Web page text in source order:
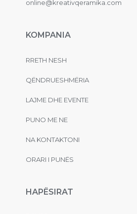
online@kreativqeramika.com
KOMPANIA
RRETH NESH
QËNDRUESHMËRIA
LAJME DHE EVENTE
PUNO ME NE
NA KONTAKTONI
ORARI I PUNËS
HAPËSIRAT